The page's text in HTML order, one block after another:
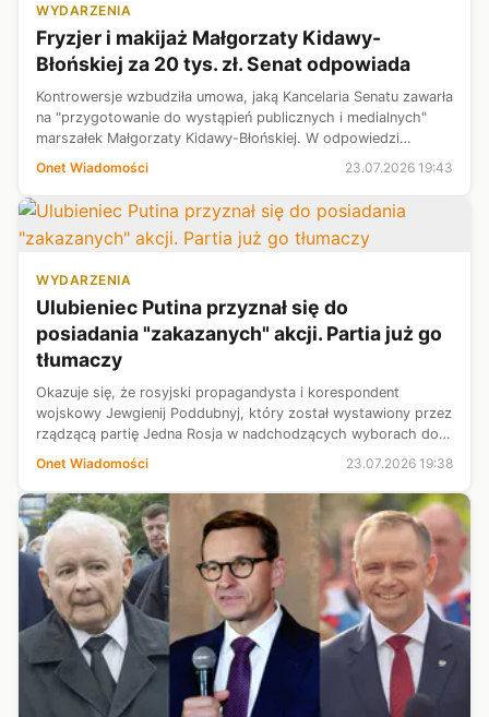
WYDARZENIA
Fryzjer i makijaż Małgorzaty Kidawy-
Błońskiej za 20 tys. zł. Senat odpowiada
Kontrowersje wzbudziła umowa, jaką Kancelaria Senatu zawarła
na "przygotowanie do wystąpień publicznych i medialnych"
marszałek Małgorzaty Kidawy-Błońskiej. W odpowiedzi
przesłanej Onetowi Kancelaria twierdzi, że w ramach umowy
Onet Wiadomości 23.07.2026 19:43
WYDARZENIA
Ulubieniec Putina przyznał się do
posiadania "zakazanych" akcji. Partia już go
tłumaczy
Okazuje się, że rosyjski propagandysta i korespondent
wojskowy Jewgienij Poddubnyj, który został wystawiony przez
rządzącą partię Jedna Rosja w nadchodzących wyborach do
Dumy Państwowej, posiada akcje dużych zachodnich firm, w
Onet Wiadomości 23.07.2026 19:38